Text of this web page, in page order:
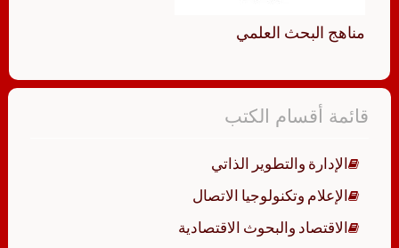
مناهج البحث العلمي
قائمة أقسام الكتب
الإدارة والتطوير الذاتي
الإعلام وتكنولوجيا الاتصال
الاقتصاد والبحوث الاقتصادية